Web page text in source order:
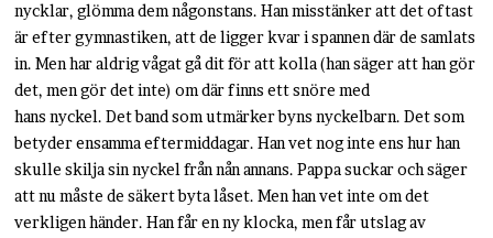
nycklar, glömma dem någonstans. Han misstänker att det oftast
är efter gymnastiken, att de ligger kvar i spannen där de samlats
in. Men har aldrig vågat gå dit för att kolla (han säger att han gör
det, men gör det inte) om där finns ett snöre med
hans nyckel. Det band som utmärker byns nyckelbarn. Det som
betyder ensamma eftermiddagar. Han vet nog inte ens hur han
skulle skilja sin nyckel från nån annans. Pappa suckar och säger
att nu måste de säkert byta låset. Men han vet inte om det
verkligen händer. Han får en ny klocka, men får utslag av